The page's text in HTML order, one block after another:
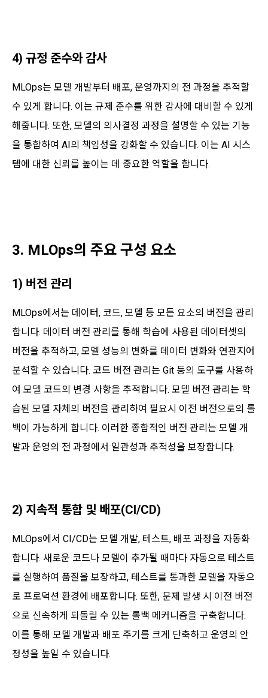
4) 규정 준수와 감사
MLOps는 모델 개발부터 배포, 운영까지의 전 과정을 추적할
수 있게 합니다. 이는 규제 준수를 위한 감사에 대비할 수 있게
해줍니다. 또한, 모델의 의사결정 과정을 설명할 수 있는 기능
을 통합하여 AI의 책임성을 강화할 수 있습니다. 이는 AI 시스
템에 대한 신뢰를 높이는 데 중요한 역할을 합니다.
3. MLOps의 주요 구성 요소
1) 버전 관리
MLOps에서는 데이터, 코드, 모델 등 모든 요소의 버전을 관리
합니다. 데이터 버전 관리를 통해 학습에 사용된 데이터셋의
버전을 추적하고, 모델 성능의 변화를 데이터 변화와 연관지어
분석할 수 있습니다. 코드 버전 관리는 Git 등의 도구를 사용하
여 모델 코드의 변경 사항을 추적합니다. 모델 버전 관리는 학
습된 모델 자체의 버전을 관리하여 필요시 이전 버전으로의 롤
백이 가능하게 합니다. 이러한 종합적인 버전 관리는 모델 개
발과 운영의 전 과정에서 일관성과 추적성을 보장합니다.
2) 지속적 통합 및 배포(CI/CD)
MLOps에서 CI/CD는 모델 개발, 테스트, 배포 과정을 자동화
합니다. 새로운 코드나 모델이 추가될 때마다 자동으로 테스트
를 실행하여 품질을 보장하고, 테스트를 통과한 모델을 자동으
로 프로덕션 환경에 배포합니다. 또한, 문제 발생 시 이전 버전
으로 신속하게 되돌릴 수 있는 롤백 메커니즘을 구축합니다.
이를 통해 모델 개발과 배포 주기를 크게 단축하고 운영의 안
정성을 높일 수 있습니다.